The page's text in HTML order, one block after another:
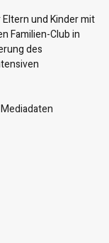
und Kinder mit
Familien-Club in
des
Mediadaten